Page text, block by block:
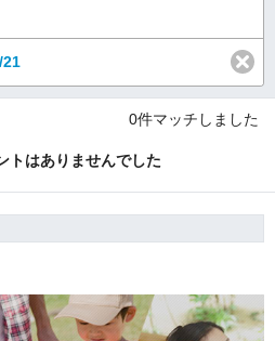
21
0件マッチしました
トはありませんでした